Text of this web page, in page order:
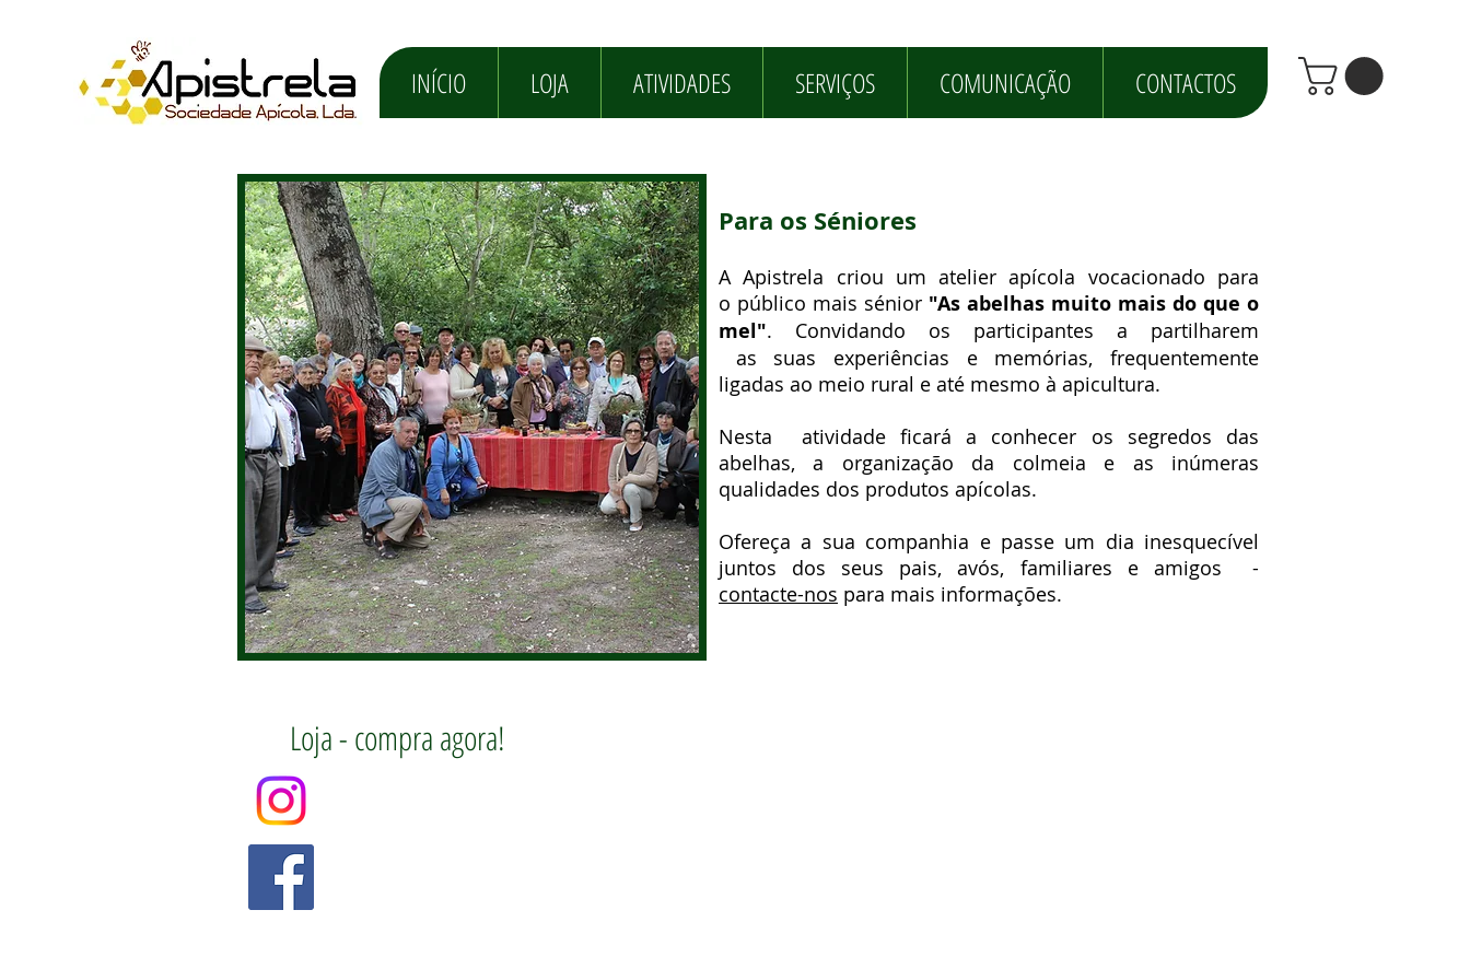
INÍCIO LOJA ATIVIDADES SERVIÇOS COMUNICAÇÃO CONTACTOS
Para os Séniores
A Apistrela criou um atelier apícola vocacionado para
o público mais sénior "As abelhas muito mais do que o
mel". Convidando os participantes a partilharem
as suas experiências e memórias, frequentemente
ligadas ao meio rural e até mesmo à apicultura.
Nesta atividade ficará a conhecer os segredos das
abelhas, a organização da colmeia e as inúmeras
qualidades dos produtos apícolas.
Ofereça a sua companhia e passe um dia inesquecível
juntos dos seus pais, avós, familiares e amigos -
contacte-nos para mais informações.
Loja - compra agora!